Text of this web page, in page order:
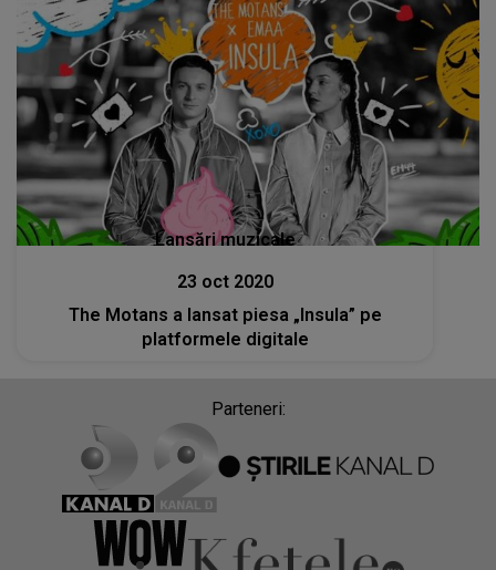
Lansări muzicale
23 oct 2020
The Motans a lansat piesa „Insula” pe
platformele digitale
Parteneri: